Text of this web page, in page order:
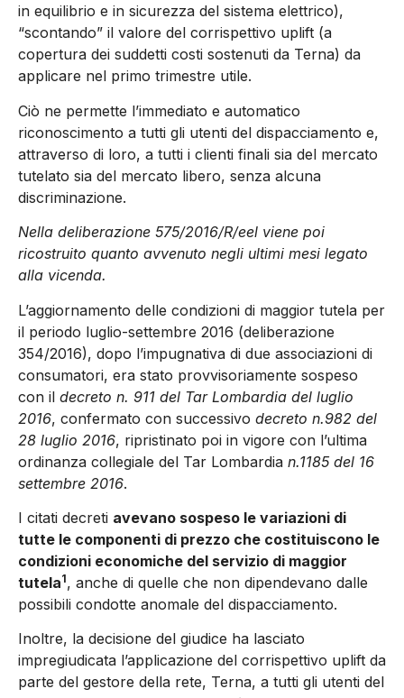
in equilibrio e in sicurezza del sistema elettrico),
“scontando” il valore del corrispettivo uplift (a
copertura dei suddetti costi sostenuti da Terna) da
applicare nel primo trimestre utile.
Ciò ne permette l’immediato e automatico
riconoscimento a tutti gli utenti del dispacciamento e,
attraverso di loro, a tutti i clienti finali sia del mercato
tutelato sia del mercato libero, senza alcuna
discriminazione.
Nella deliberazione 575/2016/R/eel viene poi
ricostruito quanto avvenuto negli ultimi mesi legato
alla vicenda.
L’aggiornamento delle condizioni di maggior tutela per
il periodo luglio-settembre 2016 (deliberazione
354/2016), dopo l’impugnativa di due associazioni di
consumatori, era stato provvisoriamente sospeso
con il decreto n. 911 del Tar Lombardia del luglio
2016, confermato con successivo decreto n.982 del
28 luglio 2016, ripristinato poi in vigore con l’ultima
ordinanza collegiale del Tar Lombardia n.1185 del 16
settembre 2016.
I citati decreti avevano sospeso le variazioni di
tutte le componenti di prezzo che costituiscono le
condizioni economiche del servizio di maggior
tutela1, anche di quelle che non dipendevano dalle
possibili condotte anomale del dispacciamento.
Inoltre, la decisione del giudice ha lasciato
impregiudicata l’applicazione del corrispettivo uplift da
parte del gestore della rete, Terna, a tutti gli utenti del